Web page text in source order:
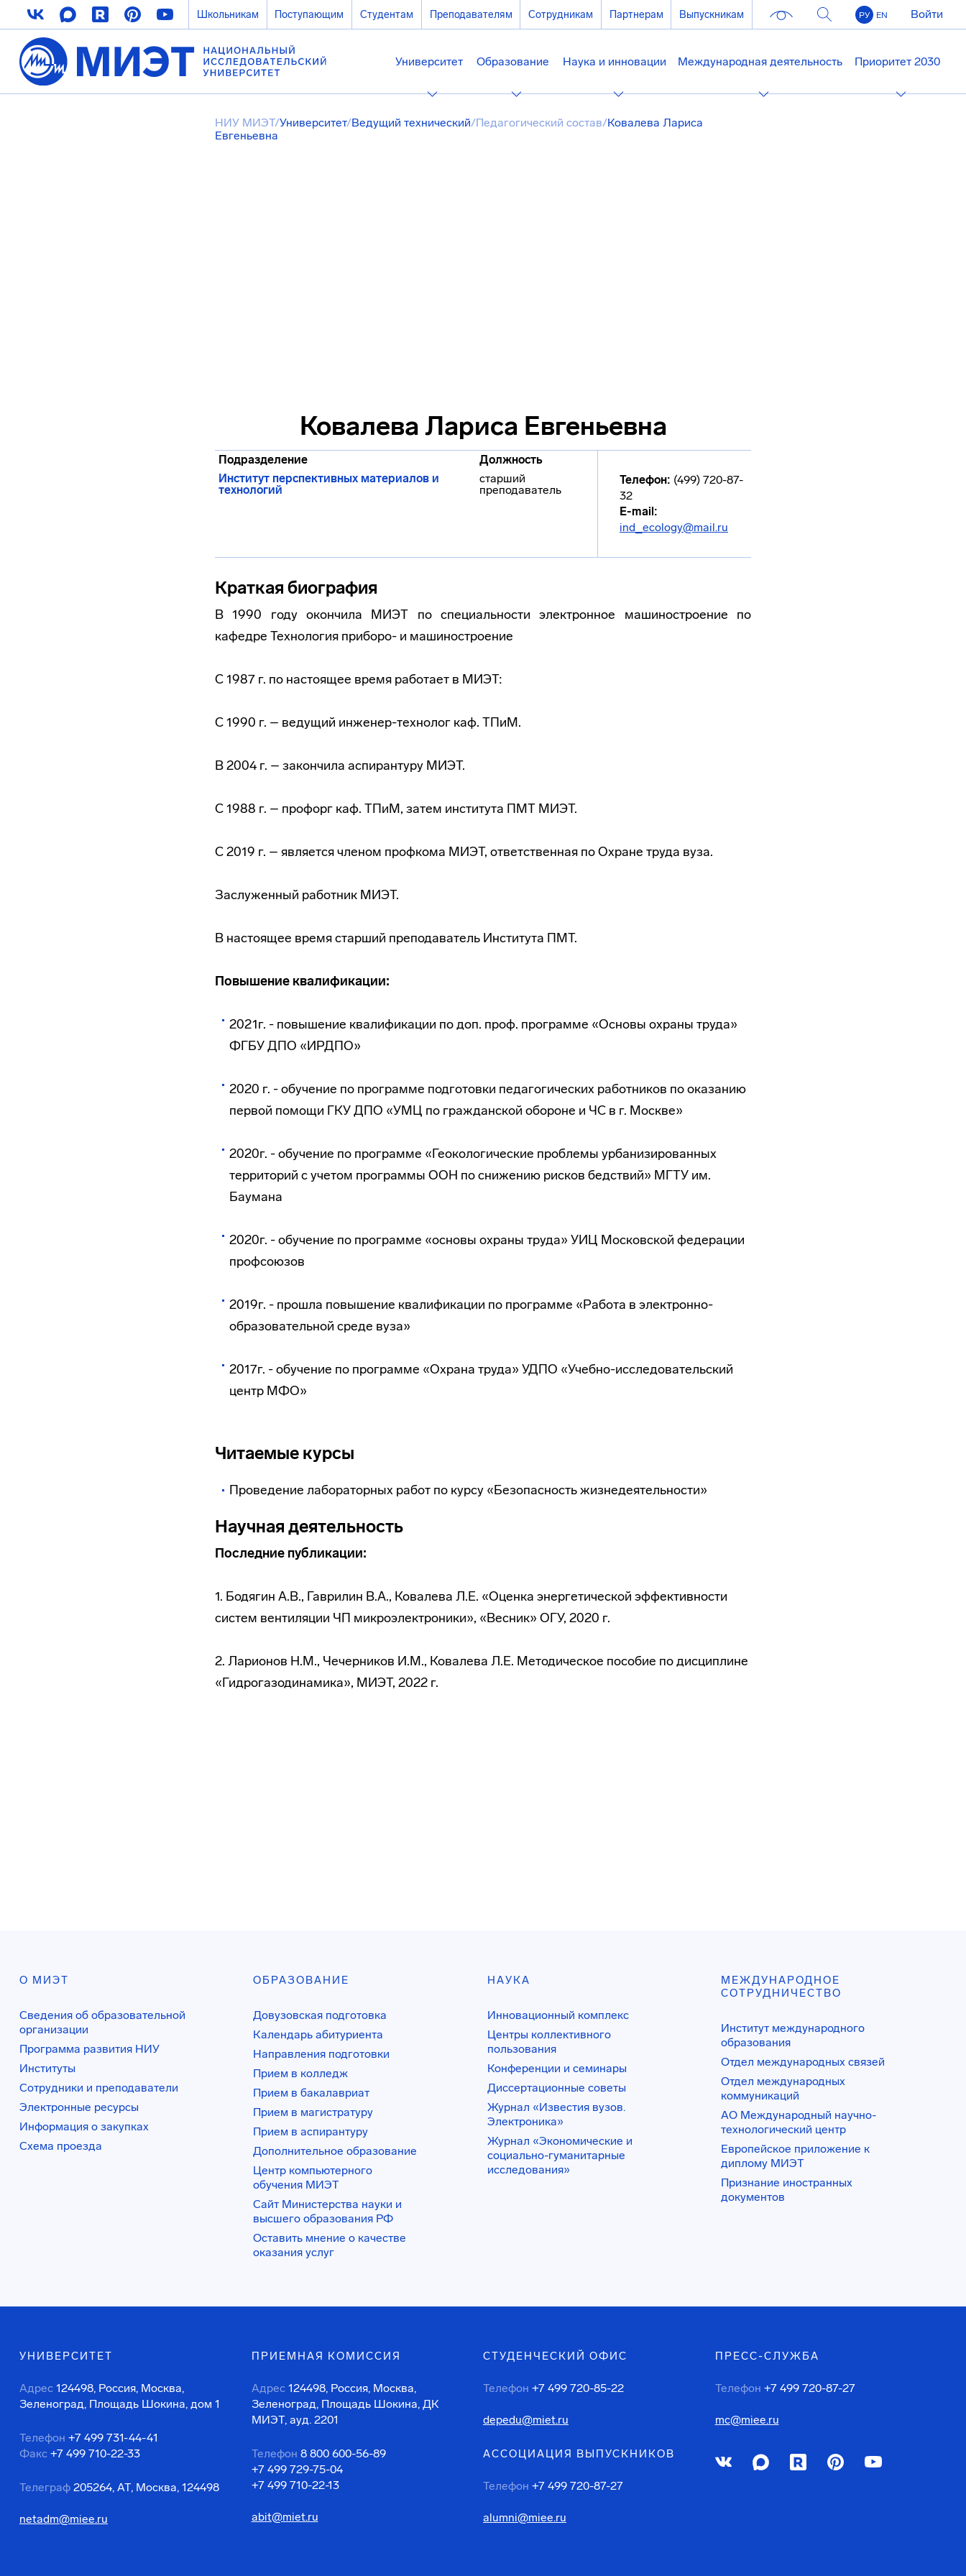
Школьникам Поступающим Студентам Преподавателям Сотрудникам Партнерам Выпускникам РУ EN Войти
Университет Образование Наука и инновации Международная деятельность Приоритет 2030
НИУ МИЭТ/Университет/Ведущий технический/Педагогический состав/Ковалева Лариса
Евгеньевна
Ковалева Лариса Евгеньевна
Подразделение
Должность
Институт перспективных материалов и
технологий
старший
преподаватель
Телефон: (499) 720-87-
32
E-mail:
ind_ecology@mail.ru
Краткая биография
В 1990 году окончила МИЭТ по специальности электронное машиностроение по
кафедре Технология приборо- и машиностроение
С 1987 г. по настоящее время работает в МИЭТ:
С 1990 г. – ведущий инженер-технолог каф. ТПиМ.
В 2004 г. – закончила аспирантуру МИЭТ.
С 1988 г. – профорг каф. ТПиМ, затем института ПМТ МИЭТ.
С 2019 г. – является членом профкома МИЭТ, ответственная по Охране труда вуза.
Заслуженный работник МИЭТ.
В настоящее время старший преподаватель Института ПМТ.
Повышение квалификации:
2021г. - повышение квалификации по доп. проф. программе «Основы охраны труда»
ФГБУ ДПО «ИРДПО»
2020 г. - обучение по программе подготовки педагогических работников по оказанию
первой помощи ГКУ ДПО «УМЦ по гражданской обороне и ЧС в г. Москве»
2020г. - обучение по программе «Геокологические проблемы урбанизированных
территорий с учетом программы ООН по снижению рисков бедствий» МГТУ им.
Баумана
2020г. - обучение по программе «основы охраны труда» УИЦ Московской федерации
профсоюзов
2019г. - прошла повышение квалификации по программе «Работа в электронно-
образовательной среде вуза»
2017г. - обучение по программе «Охрана труда» УДПО «Учебно-исследовательский
центр МФО»
Читаемые курсы
Проведение лабораторных работ по курсу «Безопасность жизнедеятельности»
Научная деятельность
Последние публикации:
1. Бодягин А.В., Гаврилин В.А., Ковалева Л.Е. «Оценка энергетической эффективности
систем вентиляции ЧП микроэлектроники», «Весник» ОГУ, 2020 г.
2. Ларионов Н.М., Чечерников И.М., Ковалева Л.Е. Методическое пособие по дисциплине
«Гидрогазодинамика», МИЭТ, 2022 г.
О МИЭТ
Сведения об образовательной
организации
Программа развития НИУ
Институты
Сотрудники и преподаватели
Электронные ресурсы
Информация о закупках
Схема проезда
ОБРАЗОВАНИЕ
Довузовская подготовка
Календарь абитуриента
Направления подготовки
Прием в колледж
Прием в бакалавриат
Прием в магистратуру
Прием в аспирантуру
Дополнительное образование
Центр компьютерного
обучения МИЭТ
Сайт Министерства науки и
высшего образования РФ
Оставить мнение о качестве
оказания услуг
НАУКА
Инновационный комплекс
Центры коллективного
пользования
Конференции и семинары
Диссертационные советы
Журнал «Известия вузов.
Электроника»
Журнал «Экономические и
социально-гуманитарные
исследования»
МЕЖДУНАРОДНОЕ
СОТРУДНИЧЕСТВО
Институт международного
образования
Отдел международных связей
Отдел международных
коммуникаций
АО Международный научно-
технологический центр
Европейское приложение к
диплому МИЭТ
Признание иностранных
документов
УНИВЕРСИТЕТ
Адрес 124498, Россия, Москва,
Зеленоград, Площадь Шокина, дом 1
Телефон +7 499 731-44-41
Факс +7 499 710-22-33
Телеграф 205264, АТ, Москва, 124498
netadm@miee.ru
ПРИЕМНАЯ КОМИССИЯ
Адрес 124498, Россия, Москва,
Зеленоград, Площадь Шокина, ДК
МИЭТ, ауд. 2201
Телефон 8 800 600-56-89
+7 499 729-75-04
+7 499 710-22-13
abit@miet.ru
СТУДЕНЧЕСКИЙ ОФИС
Телефон +7 499 720-85-22
depedu@miet.ru
АССОЦИАЦИЯ ВЫПУСКНИКОВ
Телефон +7 499 720-87-27
alumni@miee.ru
ПРЕСС-СЛУЖБА
Телефон +7 499 720-87-27
mc@miee.ru